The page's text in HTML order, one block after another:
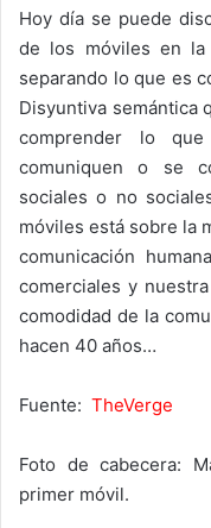
Hoy día se puede
de los móviles en la
separando lo que es
Disyuntiva semántica
comprender lo
comuniquen o se
sociales o no
móviles está sobre la
comunicación
comerciales y
comodidad de la
hacen 40 años…
Fuente: TheVerge
Foto de cabecera:
primer móvil.